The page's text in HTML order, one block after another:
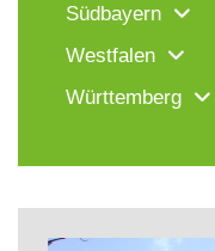
Südbayern
Westfalen
Württemberg